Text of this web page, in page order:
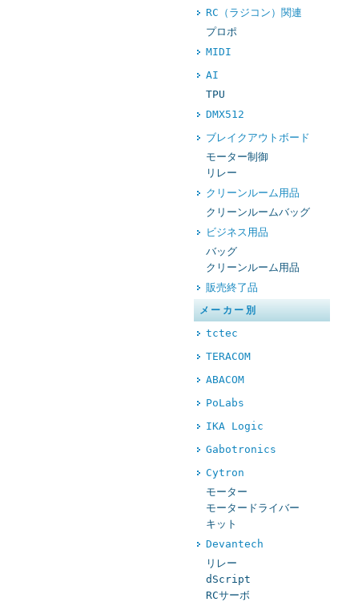
RC（ラジコン）関連
プロポ
MIDI
AI
TPU
DMX512
ブレイクアウトボード
モーター制御
リレー
クリーンルーム用品
クリーンルームバッグ
ビジネス用品
バッグ
クリーンルーム用品
販売終了品
メーカー別
tctec
TERACOM
ABACOM
PoLabs
IKA Logic
Gabotronics
Cytron
モーター
モータードライバー
キット
Devantech
リレー
dScript
RCサーボ